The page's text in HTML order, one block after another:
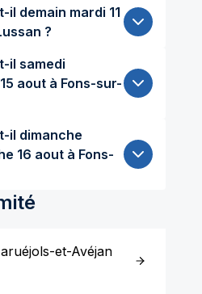
mardi 11
?
il samedi
il dimanche
et-Avéjan